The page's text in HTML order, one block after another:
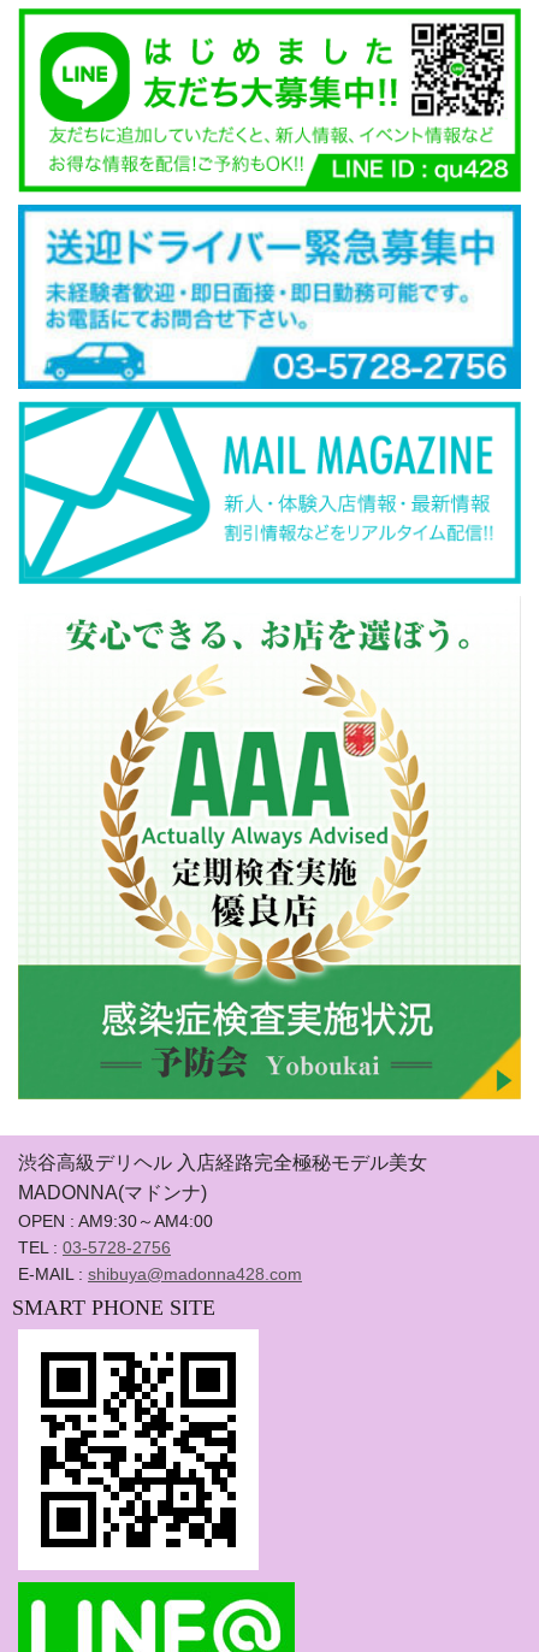
渋谷高級デリヘル 入店経路完全極秘モデル美女
MADONNA(マドンナ)
OPEN : AM9:30～AM4:00
TEL : 03-5728-2756
E-MAIL : shibuya@madonna428.com
SMART PHONE SITE